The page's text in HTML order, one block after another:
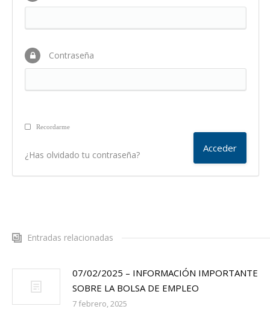
Contraseña
Recordarme
¿Has olvidado tu contraseña?
Entradas relacionadas
07/02/2025 – INFORMACIÓN IMPORTANTE
SOBRE LA BOLSA DE EMPLEO
7 febrero, 2025